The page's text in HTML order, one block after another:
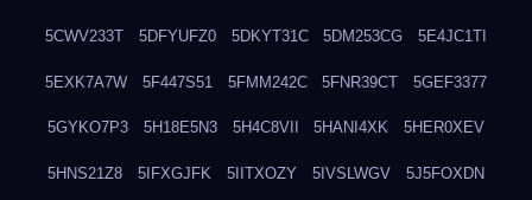
5CWV233T 5DFYUFZ0 5DKYT31C 5DM253CG 5E4JC1TI
5EXK7A7W 5F447S51 5FMM242C 5FNR39CT 5GEF3377
5GYKO7P3 5H18E5N3 5H4C8VII 5HANI4XK 5HER0XEV
5HNS21Z8 5IFXGJFK 5IITXOZY 5IVSLWGV 5J5FOXDN